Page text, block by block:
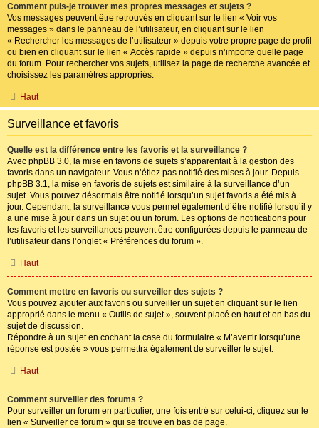
Comment puis-je trouver mes propres messages et sujets ?
Vos messages peuvent être retrouvés en cliquant sur le lien « Voir vos
messages » dans le panneau de l’utilisateur, en cliquant sur le lien
« Rechercher les messages de l’utilisateur » depuis votre propre page de profil
ou bien en cliquant sur le lien « Accès rapide » depuis n’importe quelle page
du forum. Pour rechercher vos sujets, utilisez la page de recherche avancée et
choisissez les paramètres appropriés.
Haut
Surveillance et favoris
Quelle est la différence entre les favoris et la surveillance ?
Avec phpBB 3.0, la mise en favoris de sujets s’apparentait à la gestion des
favoris dans un navigateur. Vous n’étiez pas notifié des mises à jour. Depuis
phpBB 3.1, la mise en favoris de sujets est similaire à la surveillance d’un
sujet. Vous pouvez désormais être notifié lorsqu’un sujet favoris a été mis à
jour. Cependant, la surveillance vous permet également d’être notifié lorsqu’il y
a une mise à jour dans un sujet ou un forum. Les options de notifications pour
les favoris et les surveillances peuvent être configurées depuis le panneau de
l’utilisateur dans l’onglet « Préférences du forum ».
Haut
Comment mettre en favoris ou surveiller des sujets ?
Vous pouvez ajouter aux favoris ou surveiller un sujet en cliquant sur le lien
approprié dans le menu « Outils de sujet », souvent placé en haut et en bas du
sujet de discussion.
Répondre à un sujet en cochant la case du formulaire « M’avertir lorsqu’une
réponse est postée » vous permettra également de surveiller le sujet.
Haut
Comment surveiller des forums ?
Pour surveiller un forum en particulier, une fois entré sur celui-ci, cliquez sur le
lien « Surveiller ce forum » qui se trouve en bas de page.